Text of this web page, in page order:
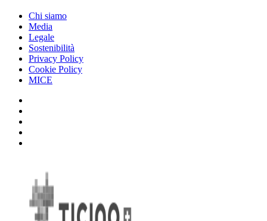
Chi siamo
Media
Legale
Sostenibilità
Privacy Policy
Cookie Policy
MICE